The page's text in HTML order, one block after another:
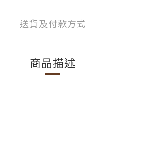
送貨及付款方式
商品描述